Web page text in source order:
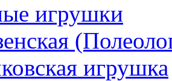
игрушки
игрушка